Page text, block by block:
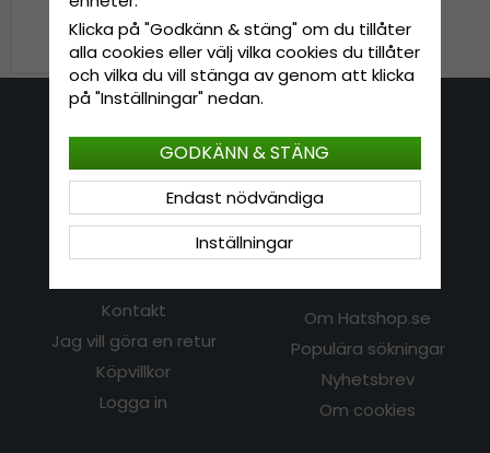
799 kr999 kr
Kontakta oss
E-mail: info@hatshop.se
Tel: 031-320 22 00
Kundservice
Kontakt
Jag vill göra en retur
Köpvillkor
Logga in
Information
Om Hatshop.se
Populära sökningar
Nyhetsbrev
Om cookies
Klicka på "Godkänn & stäng" om du tillåter
alla cookies eller välj vilka cookies du tillåter
och vilka du vill stänga av genom att klicka
på "Inställningar" nedan.
Inställningar
Endast nödvändiga
GODKÄNN & STÄNG